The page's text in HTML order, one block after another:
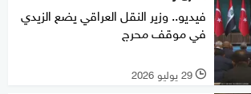
فيديو.. وزير النقل العراقي يضع الزيدي
في موقف محرج
l 29 يوليو 2026